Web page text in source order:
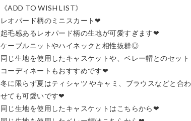
《ADD TO WISH LIST》
レオパード柄のミニスカート❤︎
起毛感あるレオパード柄の生地が可愛すぎます❤︎
ケーブルニットやハイネックと相性抜群◎
同じ生地を使用したキャスケットや、ベレー帽とのセット
コーディネートもおすすめです❤︎
冬に限らず夏はティシャツ やキャミ、ブラウスなどと合わ
せても可愛いです❤︎
同じ生地を使用したキャスケットはこちらから❤︎